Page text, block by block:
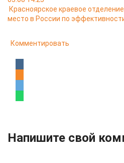
Красноярское краевое
место в России по
Комментировать
Напишите свой